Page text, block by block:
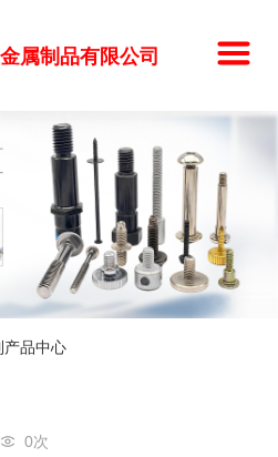
属制品有限公司
产品中心
0次